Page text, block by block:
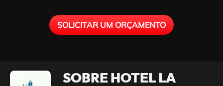
SOLICITAR UM ORÇAMENTO
SOBRE HOTEL LA